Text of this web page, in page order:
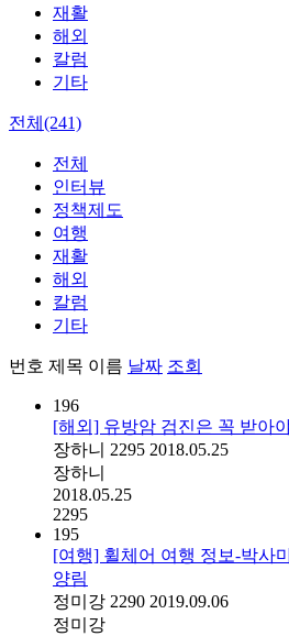
재활
해외
칼럼
기타
전체(241)
전체
인터뷰
정책제도
여행
재활
해외
칼럼
기타
번호 제목 이름 날짜 조회
196
[해외] 유방암 검진은 꼭 받아
장하니 2295 2018.05.25
장하니
2018.05.25
2295
195
[여행] 휠체어 여행 정보-박사
양림
정미강 2290 2019.09.06
정미강